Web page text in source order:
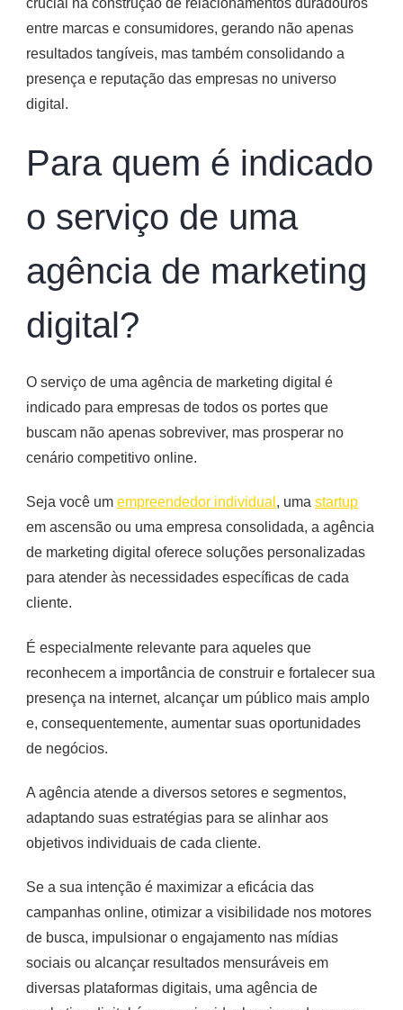
entre marcas e consumidores, gerando não apenas
resultados tangíveis, mas também consolidando a
presença e reputação das empresas no universo
digital.
Para quem é indicado
o serviço de uma
agência de marketing
digital?
O serviço de uma agência de marketing digital é
indicado para empresas de todos os portes que
buscam não apenas sobreviver, mas prosperar no
cenário competitivo online.
Seja você um empreendedor individual , uma startup
em ascensão ou uma empresa consolidada, a agência
de marketing digital oferece soluções personalizadas
para atender às necessidades específicas de cada
cliente.
É especialmente relevante para aqueles que
reconhecem a importância de construir e fortalecer sua
presença na internet, alcançar um público mais amplo
e, consequentemente, aumentar suas oportunidades
de negócios.
A agência atende a diversos setores e segmentos,
adaptando suas estratégias para se alinhar aos
objetivos individuais de cada cliente.
Se a sua intenção é maximizar a eficácia das
campanhas online, otimizar a visibilidade nos motores
de busca, impulsionar o engajamento nas mídias
sociais ou alcançar resultados mensuráveis em
diversas plataformas digitais, uma agência de